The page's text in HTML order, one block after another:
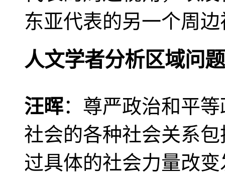
东亚代表的另一个周
人文学者分析区域问题
汪晖：尊严政治和平
社会的各种社会关系
过具体的社会力量改